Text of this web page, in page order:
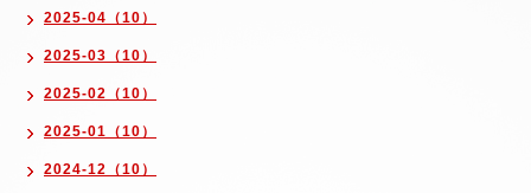
2025-04（10）
2025-03（10）
2025-02（10）
2025-01（10）
2024-12（10）